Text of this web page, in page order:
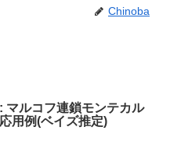
Chinoba
マルコフ連鎖モンテカル
用例(ベイズ推定)